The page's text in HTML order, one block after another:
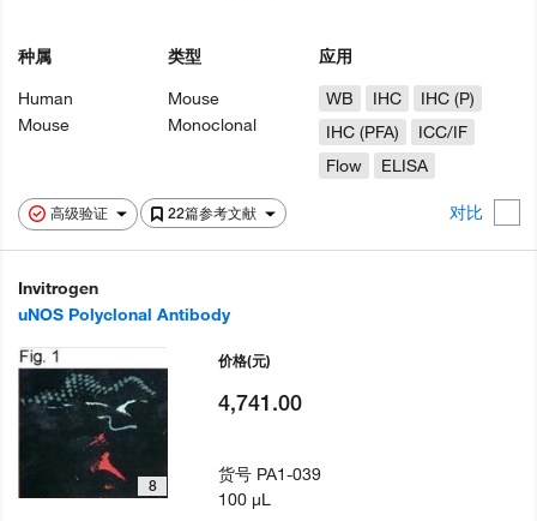
高级验证 22篇参考文献 对比
种属
Human
Mouse
类型
Mouse
Monoclonal
应用
WB
IHC
IHC (P)
IHC (PFA)
ICC/IF
Flow
ELISA
Invitrogen
uNOS Polyclonal Antibody
8
价格(元)
4,741.00
货号 PA1-039
100 µL